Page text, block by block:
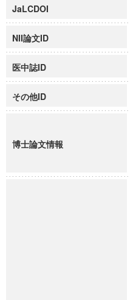
JaLCDOI
NII論文ID
医中誌ID
その他ID
博士論文情報